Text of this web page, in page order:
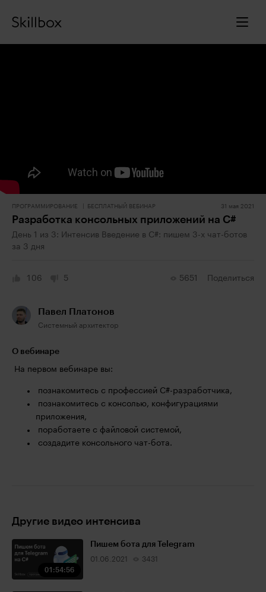
ПРОГРАММИРОВАНИЕ БЕСПЛАТНЫЙ ВЕБИНАР 31 мая 2021
Разработка консольных приложений на C#
День 1 из 3: Интенсив Введение в С#: пишем 3-х чат-ботов
за 3 дня
106 5 5651 Поделиться
Павел Платонов
Системный архитектор
О вебинаре
На первом вебинаре вы:
познакомитесь с профессией C#-разработчика,
познакомитесь с консолью, конфигурациями
приложения,
поработаете с файловой системой,
создадите консольного чат-бота.
Другие видео интенсива
01:54:56
Пишем бота для Telegram
01.06.2021 3431